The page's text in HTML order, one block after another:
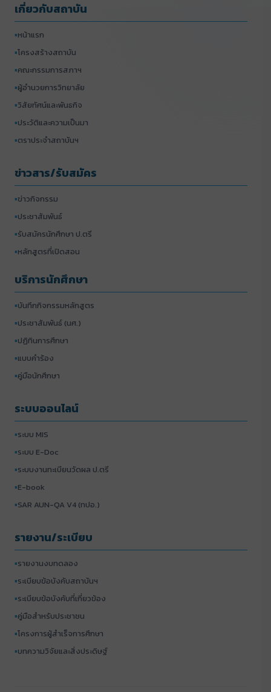
เกี่ยวกับสถาบัน
▪หน้าแรก
▪โครงสร้างสถาบัน
▪คณะกรรมการสภาฯ
▪ผู้อำนวยการวิทยาลัย
▪วิสัยทัศน์และพันธกิจ
▪ประวัติและความเป็นมา
▪ตราประจำสถาบันฯ
ข่าวสาร/รับสมัคร
▪ข่าวกิจกรรม
▪ประชาสัมพันธ์
▪รับสมัครนักศึกษา ป.ตรี
▪หลักสูตรที่เปิดสอน
บริการนักศึกษา
▪บันทึกกิจกรรมหลักสูตร
▪ประชาสัมพันธ์ (นศ.)
▪ปฏิทินการศึกษา
▪แบบคำร้อง
▪คู่มือนักศึกษา
ระบบออนไลน์
▪ระบบ MIS
▪ระบบ E-Doc
▪ระบบงานทะเบียนวัดผล ป.ตรี
▪E-book
▪SAR AUN-QA V4 (ทปอ.)
รายงาน/ระเบียบ
▪รายงานงบทดลอง
▪ระเบียบข้อบังคับสถาบันฯ
▪ระเบียบข้อบังคับที่เกี่ยวข้อง
▪คู่มือสำหรับประชาชน
▪โครงการผู้สำเร็จการศึกษา
▪บทความวิจัยและสิ่งประดิษฐ์